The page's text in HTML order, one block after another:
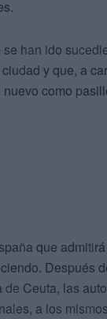
han ido
y que, a
como
que
Después
Ceuta, las
a los